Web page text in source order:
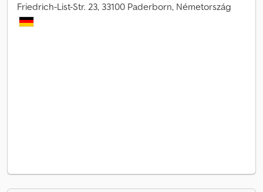
Friedrich-List-Str. 23, 33100 Paderborn, Németország